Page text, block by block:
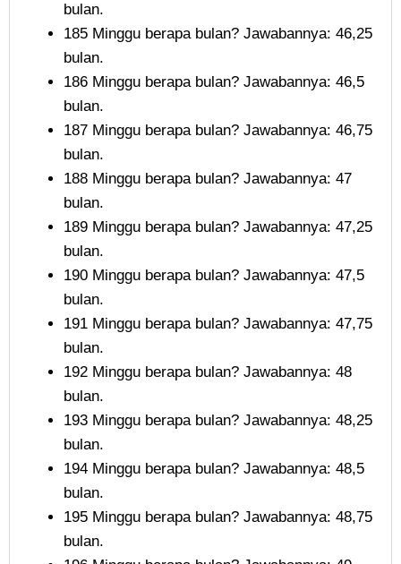
bulan.
185 Minggu berapa bulan? Jawabannya: 46,25
bulan.
186 Minggu berapa bulan? Jawabannya: 46,5
bulan.
187 Minggu berapa bulan? Jawabannya: 46,75
bulan.
188 Minggu berapa bulan? Jawabannya: 47
bulan.
189 Minggu berapa bulan? Jawabannya: 47,25
bulan.
190 Minggu berapa bulan? Jawabannya: 47,5
bulan.
191 Minggu berapa bulan? Jawabannya: 47,75
bulan.
192 Minggu berapa bulan? Jawabannya: 48
bulan.
193 Minggu berapa bulan? Jawabannya: 48,25
bulan.
194 Minggu berapa bulan? Jawabannya: 48,5
bulan.
195 Minggu berapa bulan? Jawabannya: 48,75
bulan.